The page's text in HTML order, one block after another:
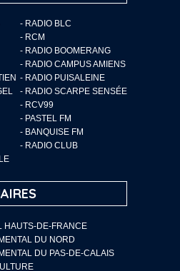
- RADIO BLC
- RCM
- RADIO BOOMERANG
- RADIO CAMPUS AMIENS
- RADIO PUISALEINE
- RADIO SCARPE SENSÉE
- RCV99
- PASTEL FM
- BANQUISE FM
- RADIO CLUB
HAUTS-DE-FRANCE
DU NORD
DU PAS-DE-CALAIS